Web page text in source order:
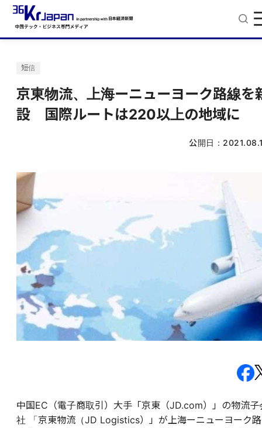
短信
京東物流、上海ーニューヨーク路線を
設 国際ルートは220以上の地域に
公開日：
中国EC（電子商取引）大手「京東（JD.com）」の物流子
社 「京東物流（JD Logistics）」が上海ーニューヨーク路